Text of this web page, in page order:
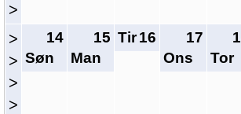
>
>
>
>
>
14
Søn
15
Man
16
Tir
17
Ons
Tor